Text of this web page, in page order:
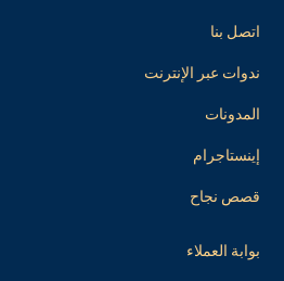
اتصل بنا
ندوات عبر الإنترنت
المدونات
إينستاجرام
قصص نجاح
بوابة العملاء